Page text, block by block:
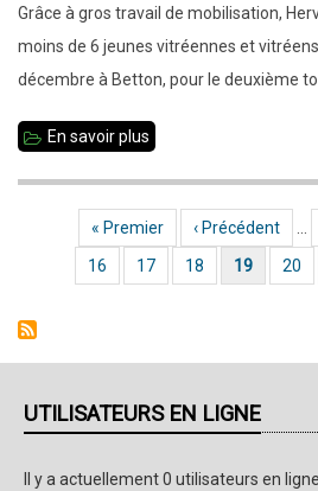
Grâce à gros travail de mobilisation,
moins de 6 jeunes vitréennes et
décembre à Betton, pour le deuxième
En savoir plus
en
action
à
Betton
Pagination
Première page
« Premier Page précédente
‹ Précédent
Page
16 Page
17 Page
18 Page courante
19 Page
20
UTILISATEURS EN LIGNE
Il y a actuellement 0 utilisateurs en ligne.